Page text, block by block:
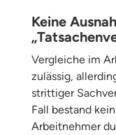
Keine
Vergleiche im
zulässig,
strittiger
Fall bestand
Arbeitnehmer